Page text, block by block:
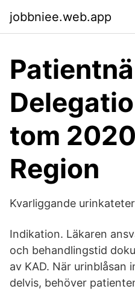
jobbniee.web.app
tom
Region
Kvarliggande
Indikation. Läkaren
och behandlingstid
av KAD. När urinblåsan
delvis, behöver